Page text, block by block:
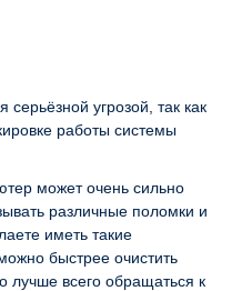
угрозой, так как
работы системы
может очень сильно
различные поломки и
иметь такие
быстрее очистить
лучше всего обращаться к